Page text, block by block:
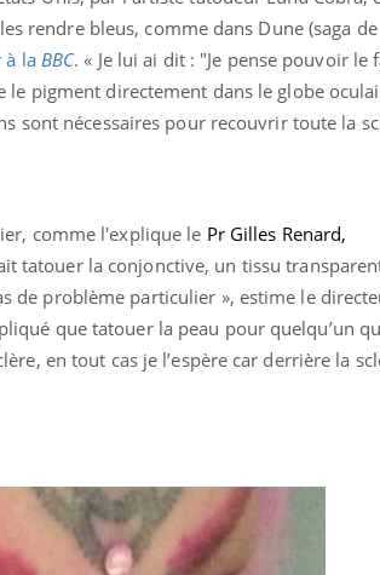
rendre bleus, comme dans Dune (saga
à la BBC. « Je lui ai dit : "Je pense pouvoir le
le pigment directement dans le globe
sont nécessaires pour recouvrir toute la
comme l'explique le Pr Gilles Renard,
tatouer la conjonctive, un tissu
de problème particulier », estime le
que tatouer la peau pour quelqu’un
en tout cas je l’espère car derrière la
:
pourrait-il
du
manger moins
pourrait
Grossesse
Le
lecture ?
Mordue
vacances,